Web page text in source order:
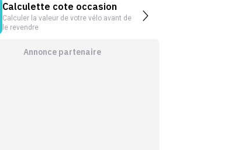
Calculette cote occasion
Calculer la valeur de votre vélo avant de
le revendre
Annonce partenaire